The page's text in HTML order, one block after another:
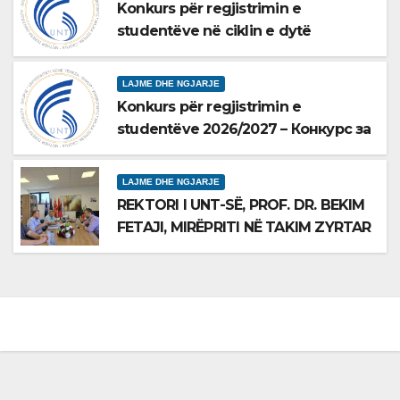
GLOBALE
Konkurs për regjistrimin e
studentëve në ciklin e dytë
2026/2027 – Конкурс за
запишување на студенти на втор
циклус студии за 2026/2027
LAJME DHE NGJARJE
Konkurs për regjistrimin e
studentëve 2026/2027 – Конкурс за
запишување на студенти за
2026/2027
LAJME DHE NGJARJE
REKTORI I UNT-SË, PROF. DR. BEKIM
FETAJI, MIRËPRITI NË TAKIM ZYRTAR
DREJTORIN E SH.A MEPSO, DR.